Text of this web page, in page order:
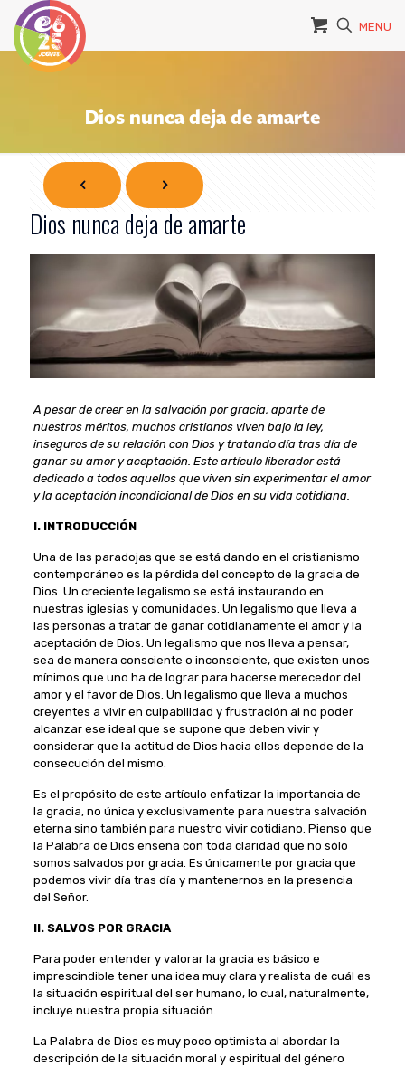
MENU
Dios nunca deja de amarte
Dios nunca deja de amarte
A pesar de creer en la salvación por gracia, aparte de
nuestros méritos, muchos cristianos viven bajo la ley,
inseguros de su relación con Dios y tratando día tras día de
ganar su amor y aceptación. Este artículo liberador está
dedicado a todos aquellos que viven sin experimentar el amor
y la aceptación incondicional de Dios en su vida cotidiana.
I. INTRODUCCIÓN
Una de las paradojas que se está dando en el cristianismo
contemporáneo es la pérdida del concepto de la gracia de
Dios. Un creciente legalismo se está instaurando en
nuestras iglesias y comunidades. Un legalismo que lleva a
las personas a tratar de ganar cotidianamente el amor y la
aceptación de Dios. Un legalismo que nos lleva a pensar,
sea de manera consciente o inconsciente, que existen unos
mínimos que uno ha de lograr para hacerse merecedor del
amor y el favor de Dios. Un legalismo que lleva a muchos
creyentes a vivir en culpabilidad y frustración al no poder
alcanzar ese ideal que se supone que deben vivir y
considerar que la actitud de Dios hacia ellos depende de la
consecución del mismo.
Es el propósito de este artículo enfatizar la importancia de
la gracia, no única y exclusivamente para nuestra salvación
eterna sino también para nuestro vivir cotidiano. Pienso que
la Palabra de Dios enseña con toda claridad que no sólo
somos salvados por gracia. Es únicamente por gracia que
podemos vivir día tras día y mantenernos en la presencia
del Señor.
II. SALVOS POR GRACIA
Para poder entender y valorar la gracia es básico e
imprescindible tener una idea muy clara y realista de cuál es
la situación espiritual del ser humano, lo cual, naturalmente,
incluye nuestra propia situación.
La Palabra de Dios es muy poco optimista al abordar la
descripción de la situación moral y espiritual del género